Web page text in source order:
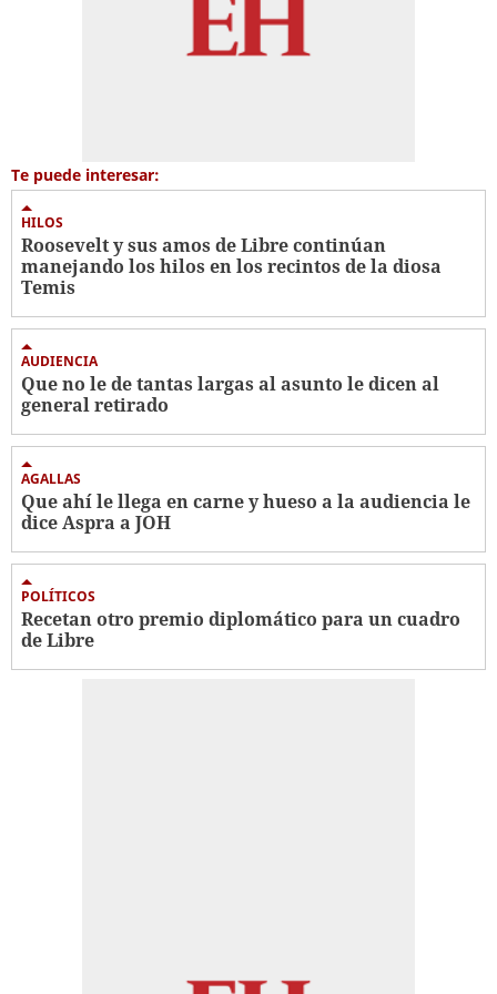
Te puede interesar:
HILOS
Roosevelt y sus amos de Libre continúan
manejando los hilos en los recintos de la diosa
Temis
AUDIENCIA
Que no le de tantas largas al asunto le dicen al
general retirado
AGALLAS
Que ahí le llega en carne y hueso a la audiencia le
dice Aspra a JOH
POLÍTICOS
Recetan otro premio diplomático para un cuadro
de Libre